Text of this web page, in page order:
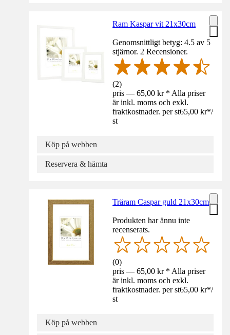
Ram Kaspar vit 21x30cm
Genomsnittligt betyg: 4.5 av 5
stjärnor. 2 Recensioner.
(2)
pris — 65,00 kr * Alla priser
är inkl. moms och exkl.
fraktkostnader. per st65,00 kr*/
st
Köp på webben
Reservera & hämta
Träram Caspar guld 21x30cm
Produkten har ännu inte
recenserats.
(0)
pris — 65,00 kr * Alla priser
är inkl. moms och exkl.
fraktkostnader. per st65,00 kr*/
st
Köp på webben